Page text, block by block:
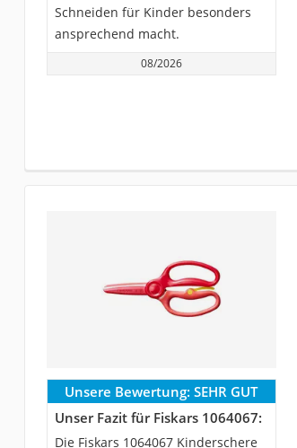
Schneiden für Kinder besonders
ansprechend macht.
08/2026
Unsere Bewertung: SEHR GUT
Unser Fazit für Fiskars 1064067:
Die Fiskars 1064067 Kinderschere